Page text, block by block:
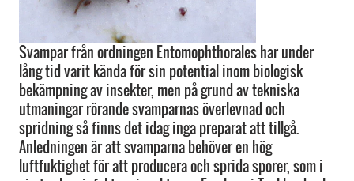
Svampar från ordningen Entomophthorales har under
lång tid varit kända för sin potential inom biologisk
bekämpning av insekter, men på grund av tekniska
utmaningar rörande svamparnas överlevnad och
spridning så finns det idag inga preparat att tillgå.
Anledningen är att svamparna behöver en hög
luftfuktighet för att producera och sprida sporer, som i